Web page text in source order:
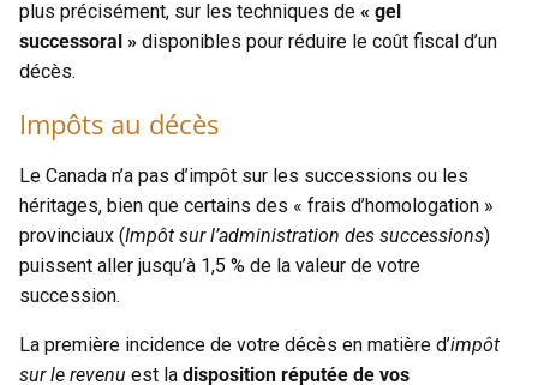
plus précisément, sur les techniques de « gel
successoral » disponibles pour réduire le coût fiscal d’un
décès.
Impôts au décès
Le Canada n’a pas d’impôt sur les successions ou les
héritages, bien que certains des « frais d’homologation »
provinciaux (Impôt sur l’administration des successions)
puissent aller jusqu’à 1,5 % de la valeur de votre
succession.
La première incidence de votre décès en matière d’impôt
sur le revenu est la disposition réputée de vos